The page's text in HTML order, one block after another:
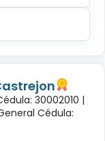
30002010 |
Cédula: